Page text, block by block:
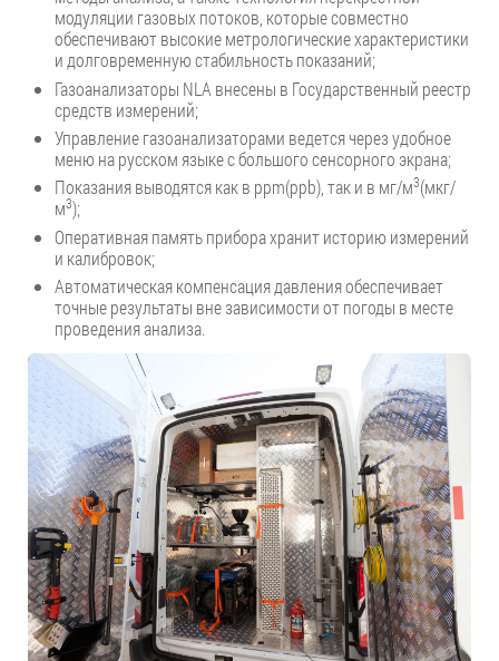
модуляции газовых потоков, которые совместно
обеспечивают высокие метрологические характеристики
и долговременную стабильность показаний;
Газоанализаторы NLA внесены в Государственный реестр
средств измерений;
Управление газоанализаторами ведется через удобное
меню на русском языке с большого сенсорного экрана;
Показания выводятся как в ppm(ppb), так и в мг/м3(мкг/
м3);
Оперативная память прибора хранит историю измерений
и калибровок;
Автоматическая компенсация давления обеспечивает
точные результаты вне зависимости от погоды в месте
проведения анализа.